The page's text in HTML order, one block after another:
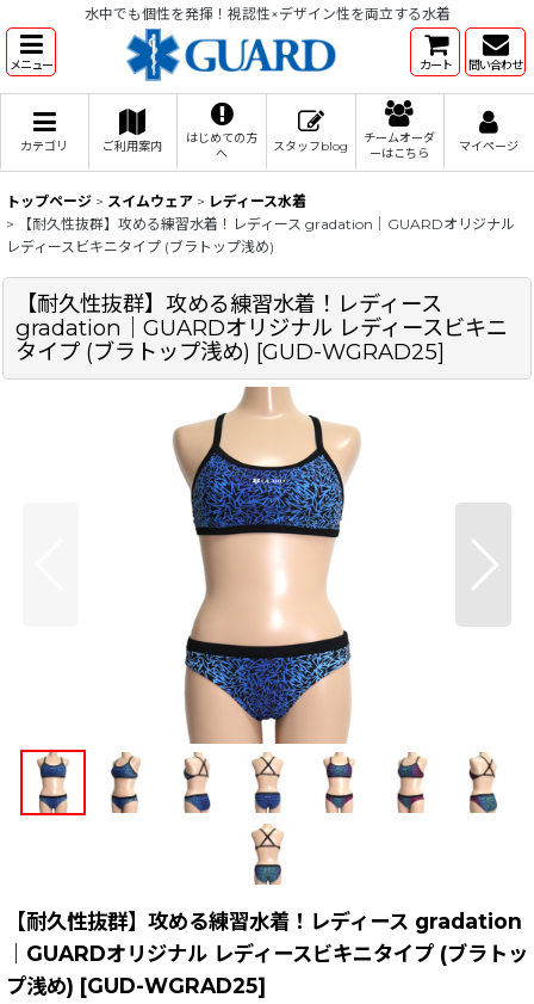
水中でも個性を発揮！視認性×デザイン性を両立する水着
メニュー カート 問い合わせ
カテゴリ ご利用案内
はじめての方
へ
スタッフblog
チームオーダ
ーはこちら
マイページ
トップページ > スイムウェア > レディース水着
>
【耐久性抜群】攻める練習水着！レディース gradation｜GUARDオリジナル
レディースビキニタイプ (ブラトップ浅め)
【耐久性抜群】攻める練習水着！レディース
gradation｜GUARDオリジナル レディースビキニ
タイプ (ブラトップ浅め) [GUD-WGRAD25]
【耐久性抜群】攻める練習水着！レディース gradation
｜GUARDオリジナル レディースビキニタイプ (ブラトッ
プ浅め) [GUD-WGRAD25]